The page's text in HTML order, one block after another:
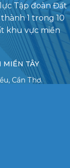
Tập đoàn Đất
1 trong 10
khu vực miền
MIỀN TÂY
Cần Thơ.